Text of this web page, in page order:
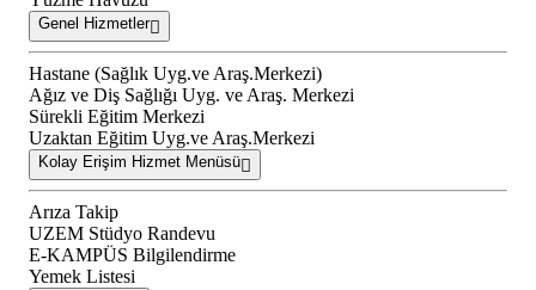
Genel Hizmetler
Hastane (Sağlık Uyg.ve Araş.Merkezi)
Ağız ve Diş Sağlığı Uyg. ve Araş. Merkezi
Sürekli Eğitim Merkezi
Uzaktan Eğitim Uyg.ve Araş.Merkezi
Kolay Erişim Hizmet Menüsü
Arıza Takip
UZEM Stüdyo Randevu
E-KAMPÜS Bilgilendirme
Yemek Listesi